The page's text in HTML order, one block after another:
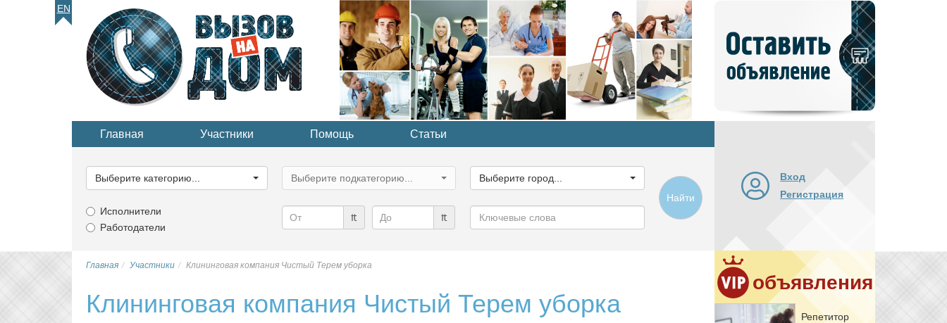
EN
объявление
Главная Участники Помощь Статьи
категорию...
Выберите категорию...
категорию...
Выберите подкатегорию...
город...
Выберите город...
Исполнители
Работодатели
₶ ₶
Ключевые
слова
Найти
Вход
Регистрация
объявления
Ре­пе­ти­тор
Главная Участники Клининговая компания Чистый Терем уборка
Клининговая компания Чистый Терем уборка